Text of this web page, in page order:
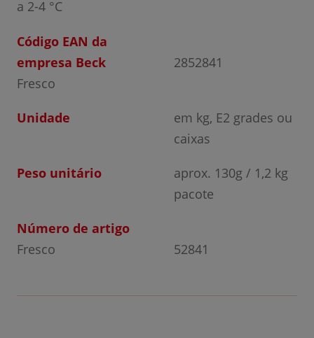
a 2-4 °C
Código EAN da
empresa Beck
Fresco
2852841
Unidade
em kg, E2 grades ou
caixas
Peso unitário
aprox. 130g / 1,2 kg
pacote
Número de artigo
Fresco
52841